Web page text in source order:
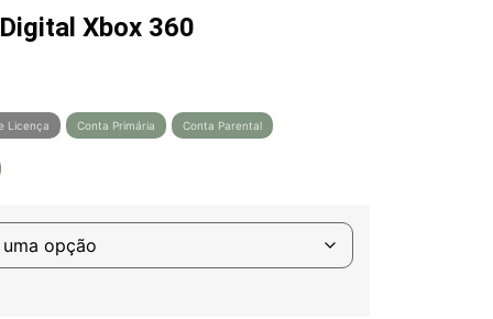
Xbox 360
Licença Conta Primária Conta Parental